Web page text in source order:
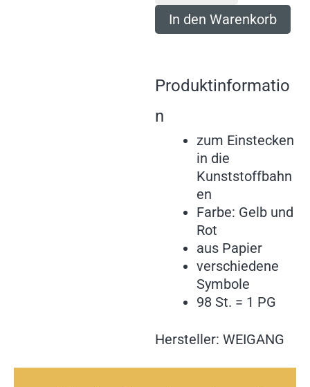
In den Warenkorb
Produktinformatio
n
zum Einstecken
in die
Kunststoffbahn
en
Farbe: Gelb und
Rot
aus Papier
verschiedene
Symbole
98 St. = 1 PG
Hersteller: WEIGANG